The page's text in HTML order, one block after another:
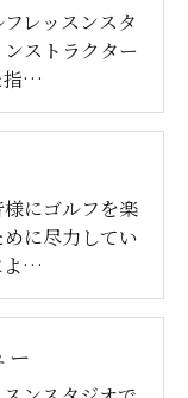
レッスンスタ
ストラクター
指…
にゴルフを楽
に尽力してい
よ…
ー